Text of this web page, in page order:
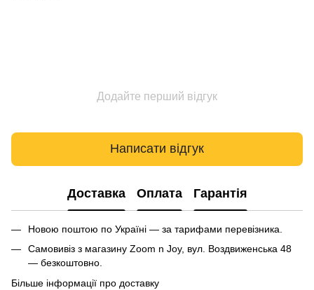
Додайте перший відгук
Написати відгук
Доставка Оплата Гарантія
Новою поштою по Україні — за тарифами перевізника.
Самовивіз з магазину Zoom n Joy, вул. Воздвиженська 48
— безкоштовно.
Більше інформації про доставку